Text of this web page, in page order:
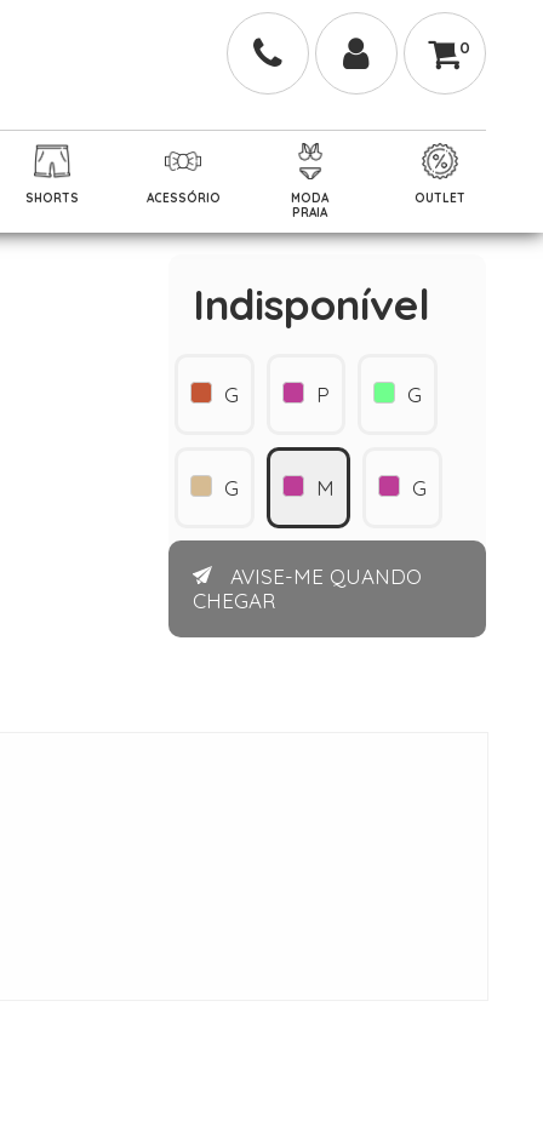
0
SHORTS ACESSÓRIO
MODA
PRAIA
OUTLET
Indisponível
G P G
G M G
AVISE-ME QUANDO
CHEGAR